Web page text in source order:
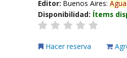
Editor:Buenos Aires:Agua
Disponibilidad: Ítems
Hacer reserva